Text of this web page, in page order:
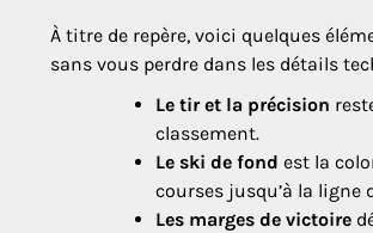
À titre de repère, voici quelques
sans vous perdre dans les détails
Le tir et la précision
classement.
Le ski de fond est la
courses jusqu’à la ligne
Les marges de victoire